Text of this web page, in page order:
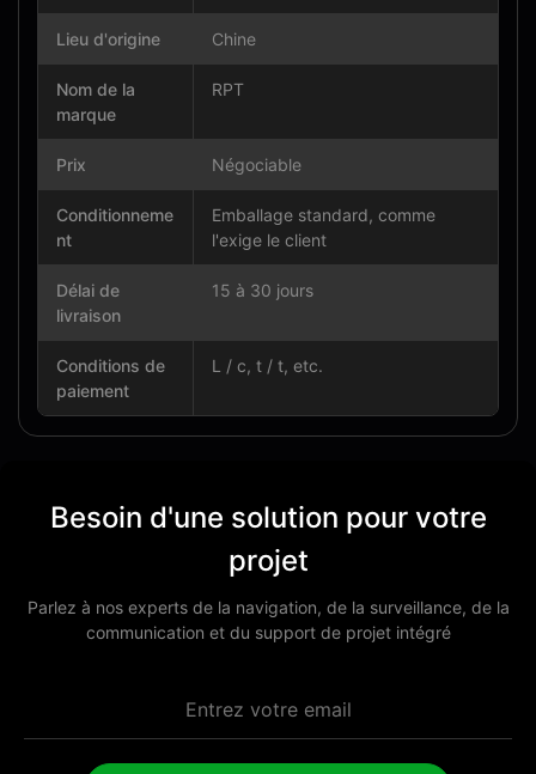
Lieu d'origine Chine
Nom de la
marque
RPT
Prix Négociable
Conditionneme
nt
Emballage standard, comme
l'exige le client
Délai de
livraison
15 à 30 jours
Conditions de
paiement
L / c, t / t, etc.
Besoin d'une solution pour votre
projet
Parlez à nos experts de la navigation, de la surveillance, de la
communication et du support de projet intégré